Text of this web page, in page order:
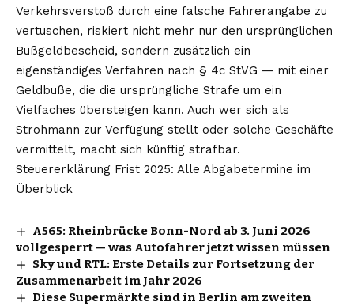
Verkehrsverstoß durch eine falsche Fahrerangabe zu
vertuschen, riskiert nicht mehr nur den ursprünglichen
Bußgeldbescheid, sondern zusätzlich ein
eigenständiges Verfahren nach § 4c StVG — mit einer
Geldbuße, die die ursprüngliche Strafe um ein
Vielfaches übersteigen kann. Auch wer sich als
Strohmann zur Verfügung stellt oder solche Geschäfte
vermittelt, macht sich künftig strafbar.
Steuererklärung Frist 2025: Alle Abgabetermine im
Überblick
A565: Rheinbrücke Bonn-Nord ab 3. Juni 2026
vollgesperrt — was Autofahrer jetzt wissen müssen
Sky und RTL: Erste Details zur Fortsetzung der
Zusammenarbeit im Jahr 2026
Diese Supermärkte sind in Berlin am zweiten